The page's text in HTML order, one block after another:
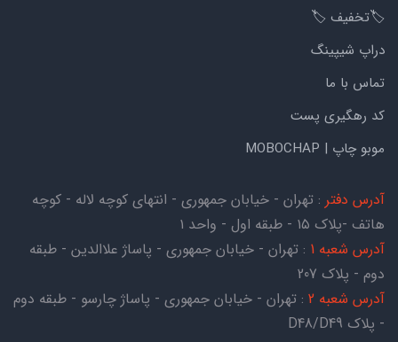
🏷️تخفیف 🏷️
دراپ شیپینگ
تماس با ما
کد رهگیری پست
موبو چاپ | MOBOCHAP
آدرس دفتر : تهران - خیابان جمهوری - انتهای کوچه لاله - کوچه
هاتف -پلاک ۱۵ - طبقه اول - واحد ۱
آدرس شعبه 1
: تهران - خیابان جمهوری - پاساژ علاالدین - طبقه
دوم - پلاک 207
آدرس شعبه 2
: تهران - خیابان جمهوری - پاساژ چارسو - طبقه دوم
- پلاک D48/D49